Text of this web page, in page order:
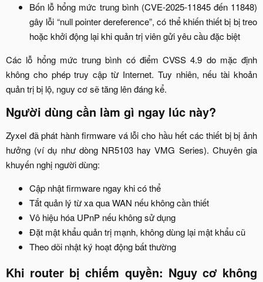
Bốn lỗ hổng mức trung bình (CVE-2025-11845 đến 11848)
gây lỗi “null pointer dereference”, có thể khiến thiết bị bị treo
hoặc khởi động lại khi quản trị viên gửi yêu cầu đặc biệt​
Các lỗ hổng mức trung bình có điểm CVSS 4.9 do mặc định
không cho phép truy cập từ Internet. Tuy nhiên, nếu tài khoản
quản trị bị lộ, nguy cơ sẽ tăng lên đáng kể.​
Người dùng cần làm gì ngay lúc này?​
Zyxel đã phát hành firmware vá lỗi cho hầu hết các thiết bị bị ảnh
hưởng (ví dụ như dòng NR5103 hay VMG Series). Chuyên gia
khuyến nghị người dùng:​
Cập nhật firmware ngay khi có thể​
Tắt quản lý từ xa qua WAN nếu không cần thiết​
Vô hiệu hóa UPnP nếu không sử dụng​
Đặt mật khẩu quản trị mạnh, không dùng lại mật khẩu cũ​
Theo dõi nhật ký hoạt động bất thường​
Khi router bị chiếm quyền: Nguy cơ không